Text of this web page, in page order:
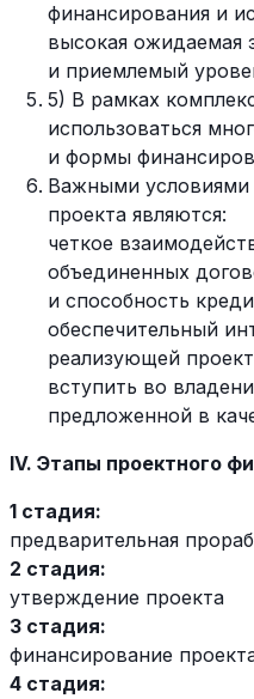
финансирования и
высокая ожидаемая
и приемлемый
5) В рамках
использоваться
и формы
Важными условиями
проекта являются:
четкое
объединенных
и способность
обеспечительный
реализующей
вступить во
предложенной в
IV. Этапы проектного
1 стадия:
предварительная
2 стадия:
утверждение проекта
3 стадия:
финансирование
4 стадия: